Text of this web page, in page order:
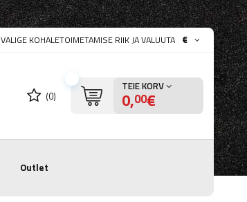
VALIGE KOHALETOIMETAMISE RIIK JA VALUUTA €
(0)
TEIE KORV
0,00€
Outlet